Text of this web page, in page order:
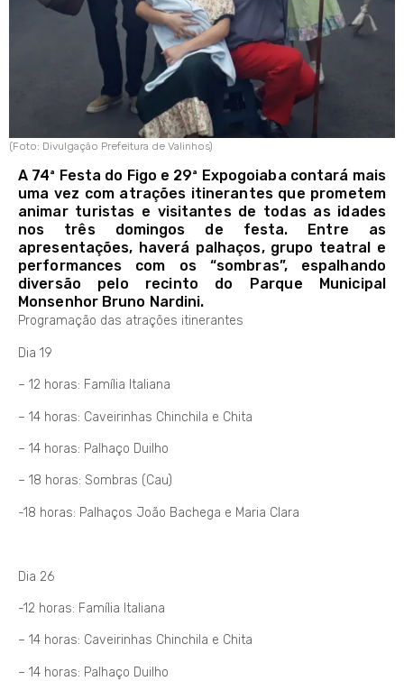
(Foto: Divulgação Prefeitura de Valinhos)
A 74ª Festa do Figo e 29ª Expogoiaba contará mais
uma vez com atrações itinerantes que prometem
animar turistas e visitantes de todas as idades
nos três domingos de festa. Entre as
apresentações, haverá palhaços, grupo teatral e
performances com os “sombras”, espalhando
diversão pelo recinto do Parque Municipal
Monsenhor Bruno Nardini.
Programação das atrações itinerantes
Dia 19
– 12 horas: Família Italiana
– 14 horas: Caveirinhas Chinchila e Chita
– 14 horas: Palhaço Duilho
– 18 horas: Sombras (Cau)
-18 horas: Palhaços João Bachega e Maria Clara
Dia 26
-12 horas: Família Italiana
– 14 horas: Caveirinhas Chinchila e Chita
– 14 horas: Palhaço Duilho